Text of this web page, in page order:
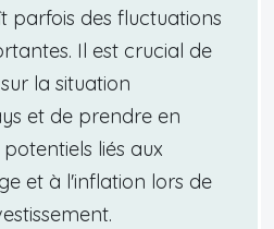
parfois des fluctuations
Il est crucial de
la situation
et de prendre en
liés aux
et à l'inflation lors de